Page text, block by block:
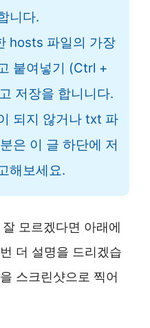
니다.
hosts 파일의 가장
붙여넣기 (Ctrl +
저장을 합니니다.
되지 않거나 txt 파
은 이 글 하단에 저
해보세요.
모르겠다면 아래에
더 설명을 드리겠습
스크린샷으로 찍어